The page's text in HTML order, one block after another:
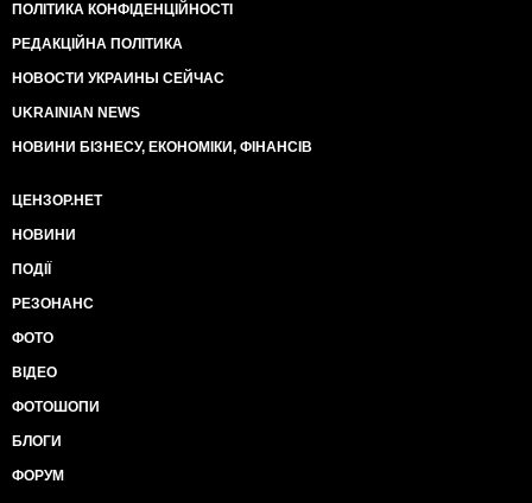
ПОЛІТИКА КОНФІДЕНЦІЙНОСТІ
РЕДАКЦІЙНА ПОЛІТИКА
НОВОСТИ УКРАИНЫ СЕЙЧАС
UKRAINIAN NEWS
НОВИНИ БІЗНЕСУ, ЕКОНОМІКИ, ФІНАНСІВ
ЦЕНЗОР.НЕТ
НОВИНИ
ПОДІЇ
РЕЗОНАНС
ФОТО
ВІДЕО
ФОТОШОПИ
БЛОГИ
ФОРУМ